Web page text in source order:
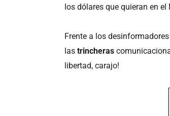
los dólares que quieran en
Frente a los
lastrincheras
libertad, carajo!